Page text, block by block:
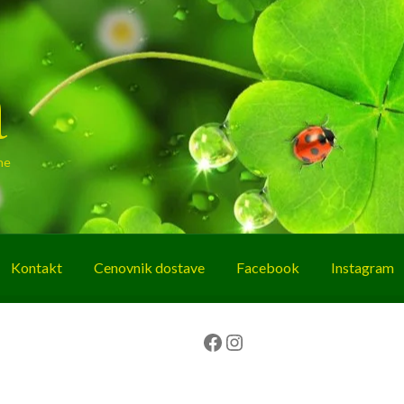
Kontakt Cenovnik dostave Facebook Instagram
Facebook Instagram